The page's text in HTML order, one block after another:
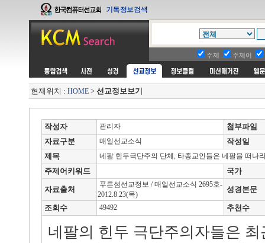
주제 주제어
현재위치 : HOME > 선교정보보기
작성자 관리자
첨부파일
자료구분
매일선교소식
작성일
제목
네팔 힌두극단주의 단체, 타종교인들은 네팔을 떠나
주제어키워드 국가
자료출처
푸른섬선교정보 / 매일선교소식 2695호-
2012.8.23(목)
성경본문
조회수 49492 추천수
네팔의 힌두 극단주의자들은